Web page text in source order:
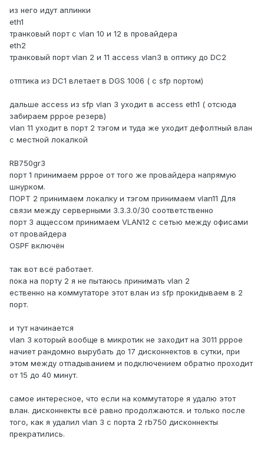
из него идут аплинки
eth1
транковый порт с vlan 10 и 12 в провайдера
eth2
транковый порт vlan 2 и 11 access vlan3 в оптику до DC2
отптика из DC1 влетает в DGS 1006 ( c sfp портом)
дальше access из sfp vlan 3 уходит в access eth1 ( отсюда
забираем рррое резерв)
vlan 11 уходит в порт 2 тэгом и туда же уходит дефолтный влан
с местной локалкой
RB750gr3
порт 1 принимаем рррое от того же провайдера напрямую
шнурком.
ПОРТ 2 принимаем локалку и тэгом принимаем vlan11 Для
связи между серверными 3.3.3.0/30 соответственно
порт 3 аццессом принимаем VLAN12 с сетью между офисами
от провайдера
OSPF включён
так вот всё работает.
пока на порту 2 я не пытаюсь принимать vlan 2
ественно на коммутаторе этот влан из sfp прокидываем в 2
порт.
и тут начинается
vlan 3 который вообще в микротик не заходит на 3011 рррое
начиет рандомно вырубать до 17 дисконнектов в сутки, при
этом между отпадыванием и подключением обратно проходит
от 15 до 40 минут.
самое интересное, что если на коммутаторе я удалю этот
влан. дисконнекты всё равно продолжаются. и только после
того, как я удалил vlan 3 с порта 2 rb750 дисконнекты
прекратились.